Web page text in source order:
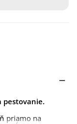
pestovanie.
priamo na